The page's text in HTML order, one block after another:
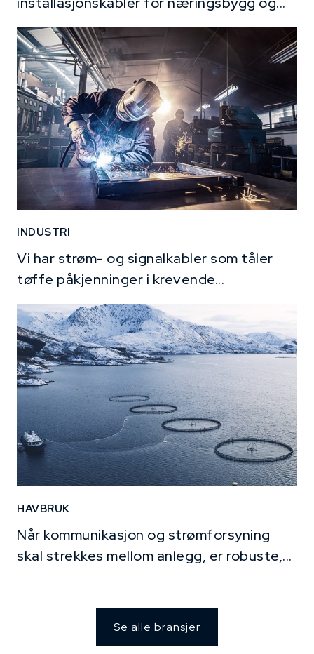
INDUSTRI
Vi har strøm- og signalkabler som tåler
tøffe påkjenninger i krevende...
HAVBRUK
Når kommunikasjon og strømforsyning
skal strekkes mellom anlegg, er robuste,...
Se alle bransjer